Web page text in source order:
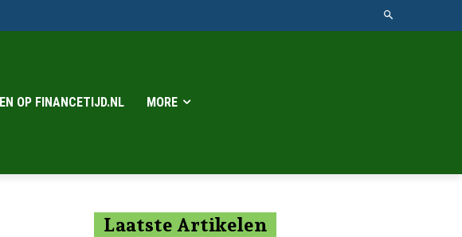
OP FINANCETIJD.NL MORE
Laatste Artikelen